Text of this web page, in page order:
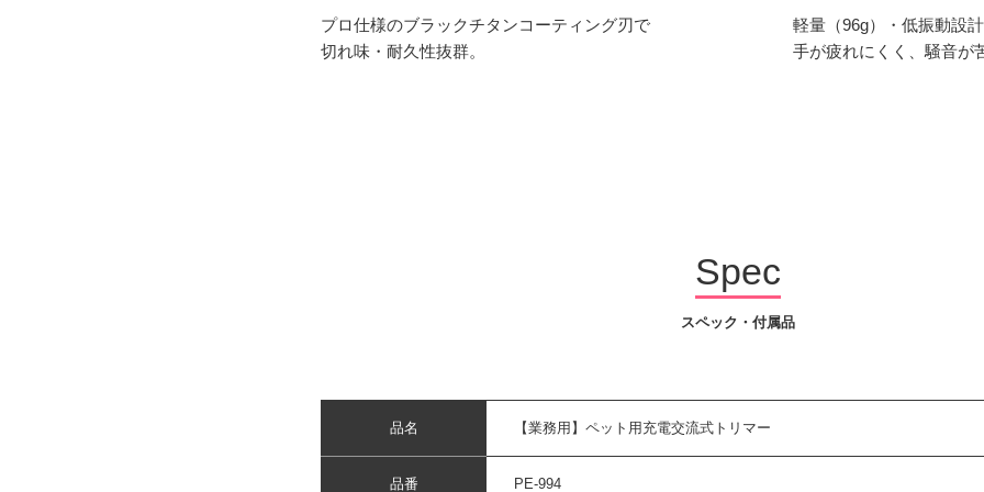
プロ仕様のブラックチタンコーティング刃で
切れ味・耐久性抜群。
軽量（96g）・低振動設計
手が疲れにくく、騒音が
Spec
スペック・付属品
品名 【業務用】ペット用充電交流式トリマー
品番 PE-994